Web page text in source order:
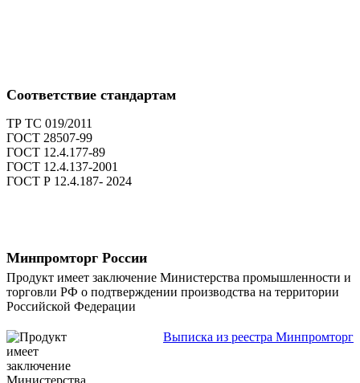
Соответствие стандартам
ТР ТС 019/2011
ГОСТ 28507-99
ГОСТ 12.4.177-89
ГОСТ 12.4.137-2001
ГОСТ Р 12.4.187- 2024
Минпромторг России
Продукт имеет заключение Министерства промышленности и
торговли РФ о подтверждении производства на территории
Российской Федерации
Выписка из реестра Минпромторг